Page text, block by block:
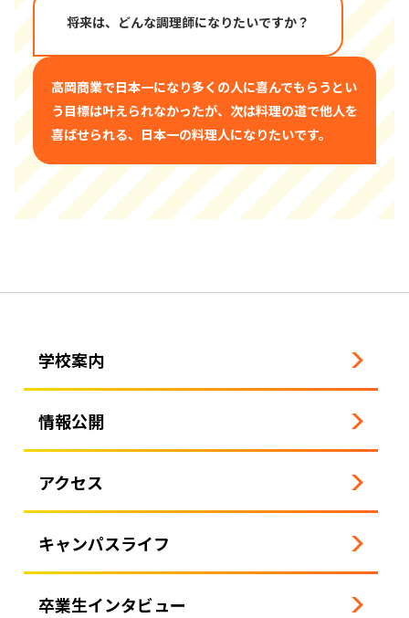
将来は、どんな調理師になりたいですか？
高岡商業で日本一になり多くの人に喜んでもらうとい
う目標は叶えられなかったが、次は料理の道で他人を
喜ばせられる、日本一の料理人になりたいです。
学校案内
情報公開
アクセス
キャンパスライフ
卒業生インタビュー